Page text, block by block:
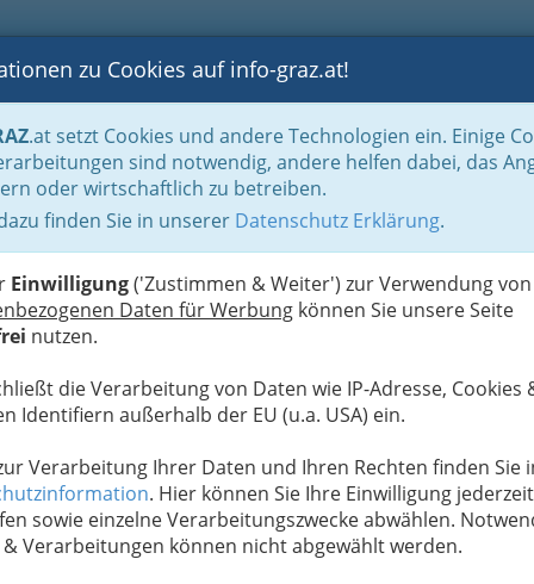
BLOGS FOTOS GASTRONOMIE BRANCHEN
zu Cookies auf info-graz.at!
.at setzt Cookies und andere Technologien ein. Einige
sind notwendig, andere helfen dabei, das
oder wirtschaftlich zu betreiben.
finden Sie in unserer Datenschutz Erklärung.
Einwilligung('Zustimmen & Weiter') zur Verwendung von
Daten für Werbung können Sie unsere Seite
nutzen.
die Verarbeitung von Daten wie IP-Adresse, Cookies
Identifiern außerhalb der EU (u.a. USA) ein.
Verarbeitung Ihrer Daten und Ihren Rechten finden Sie
. Hier können Sie Ihre Einwilligung jederzeit
sowie einzelne Verarbeitungszwecke abwählen.
& Verarbeitungen können nicht abgewählt werden.
Handel in Graz Dinge des täglichen Lebens Einrichtung Teppichwaren
1570 und 1603 gefertigt. Es wurden dabei zwei Stilrichtungen
geometrischen Mustern und die persischen Vorlagen, deren
Alle Bezirke
1